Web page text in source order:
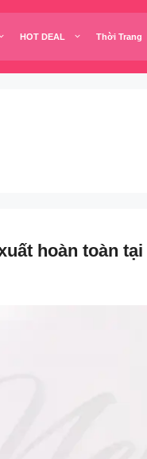
HOT DEAL Thời Trang
hoàn toàn tại